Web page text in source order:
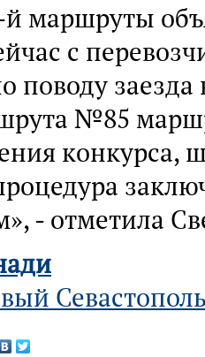
маршруты
с
поводу
№85
конкурса,
- отметила